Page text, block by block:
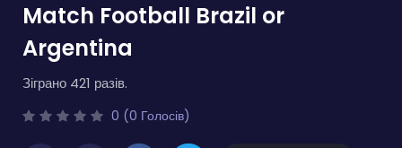
Match Football Brazil or
Argentina
Зіграно 421 разів.
0 (0 Голосів)